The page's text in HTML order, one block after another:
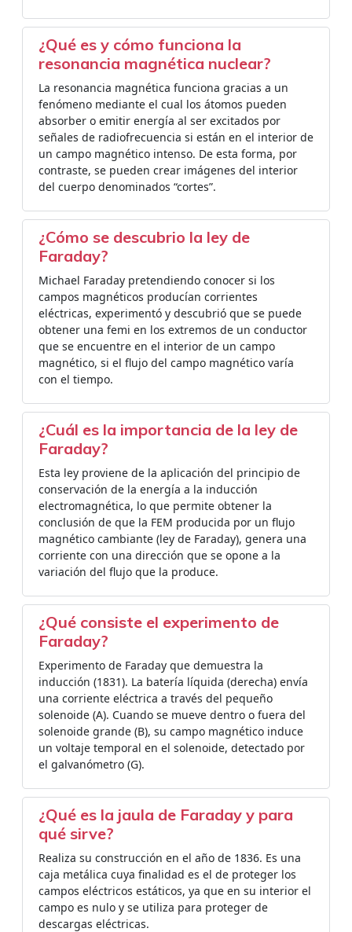
¿Qué es y cómo funciona la
resonancia magnética nuclear?
La resonancia magnética funciona gracias a un
fenómeno mediante el cual los átomos pueden
absorber o emitir energía al ser excitados por
señales de radiofrecuencia si están en el interior de
un campo magnético intenso. De esta forma, por
contraste, se pueden crear imágenes del interior
del cuerpo denominados “cortes”.
¿Cómo se descubrio la ley de
Faraday?
Michael Faraday pretendiendo conocer si los
campos magnéticos producían corrientes
eléctricas, experimentó y descubrió que se puede
obtener una femi en los extremos de un conductor
que se encuentre en el interior de un campo
magnético, si el flujo del campo magnético varía
con el tiempo.
¿Cuál es la importancia de la ley de
Faraday?
Esta ley proviene de la aplicación del principio de
conservación de la energía a la inducción
electromagnética, lo que permite obtener la
conclusión de que la FEM producida por un flujo
magnético cambiante (ley de Faraday), genera una
corriente con una dirección que se opone a la
variación del flujo que la produce.
¿Qué consiste el experimento de
Faraday?
Experimento de Faraday que demuestra la
inducción (1831). La batería líquida (derecha) envía
una corriente eléctrica a través del pequeño
solenoide (A). Cuando se mueve dentro o fuera del
solenoide grande (B), su campo magnético induce
un voltaje temporal en el solenoide, detectado por
el galvanómetro (G).
¿Qué es la jaula de Faraday y para
qué sirve?
Realiza su construcción en el año de 1836. Es una
caja metálica cuya finalidad es el de proteger los
campos eléctricos estáticos, ya que en su interior el
campo es nulo y se utiliza para proteger de
descargas eléctricas.